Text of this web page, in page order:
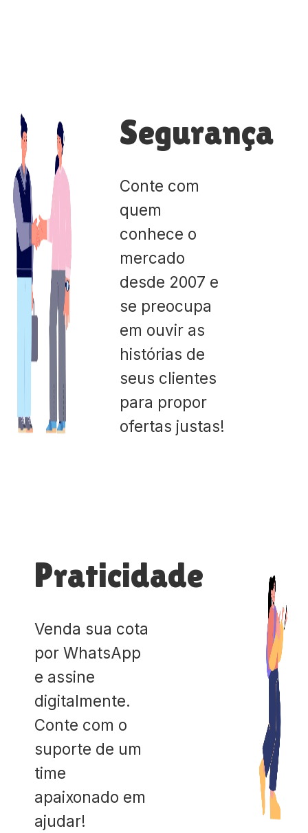
Segurança
Conte com
quem
conhece o
mercado
desde 2007 e
se preocupa
em ouvir as
histórias de
seus clientes
para propor
ofertas justas!
Praticidade
Venda sua cota
por WhatsApp
e assine
digitalmente.
Conte com o
suporte de um
time
apaixonado em
ajudar!